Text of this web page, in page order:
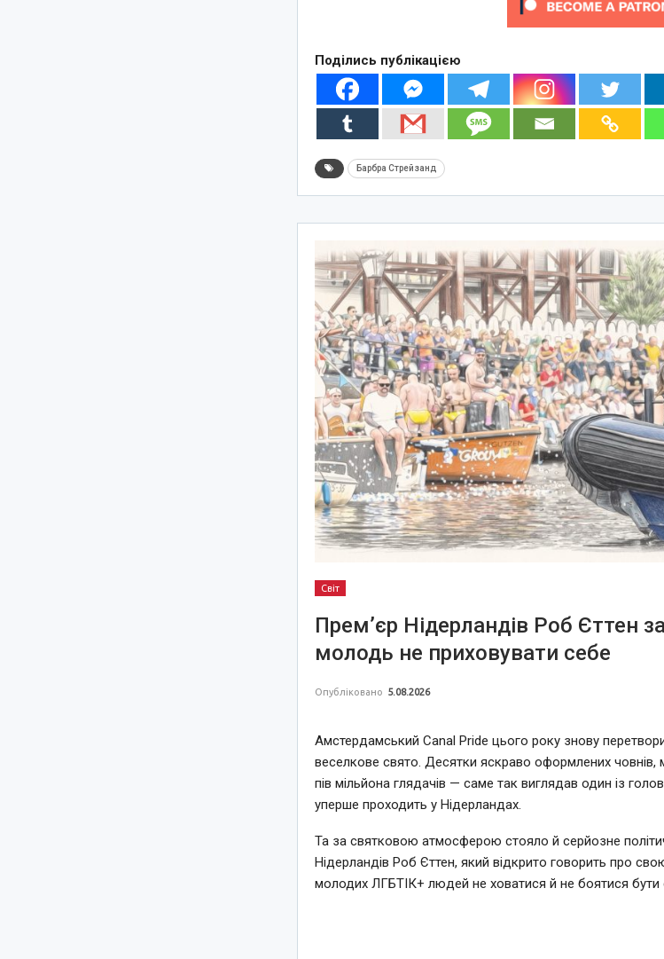
Поділись публікацією
Барбра Стрейзанд
Світ
Прем’єр Нідерландів Роб Єттен
молодь не приховувати себе
Опубліковано 5.08.2026
Амстердамський Canal Pride цього року знову
веселкове свято. Десятки яскраво оформлених човнів,
пів мільйона глядачів — саме так виглядав один із
уперше проходить у Нідерландах.
Та за святковою атмосферою стояло й серйозне
Нідерландів Роб Єттен, який відкрито говорить про
молодих ЛГБТІК+ людей не ховатися й не боятися